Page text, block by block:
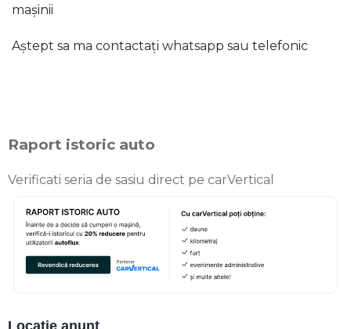
mașinii
Aștept sa ma contactați whatsapp sau telefonic
Raport istoric auto
Verificati seria de sasiu direct pe carVertical